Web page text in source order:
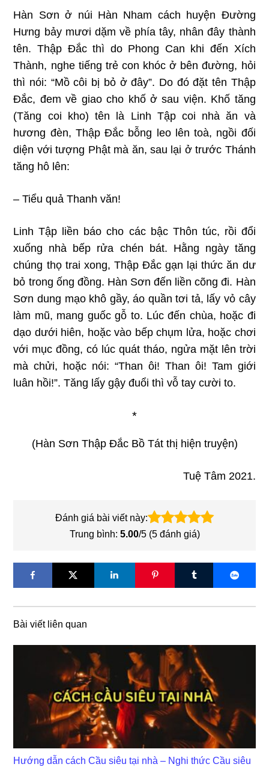
Hàn Sơn ở núi Hàn Nham cách huyện Ðường
Hưng bảy mươi dặm về phía tây, nhân đây thành
tên. Thập Ðắc thì do Phong Can khi đến Xích
Thành, nghe tiếng trẻ con khóc ở bên đường, hỏi
thì nói: “Mồ côi bị bỏ ở đây”. Do đó đặt tên Thập
Ðắc, đem về giao cho khố ở sau viện. Khố tăng
(Tăng coi kho) tên là Linh Tập coi nhà ăn và
hương đèn, Thập Ðắc bỗng leo lên toà, ngồi đối
diện với tượng Phật mà ăn, sau lại ở trước Thánh
tăng hô lên:
– Tiểu quả Thanh văn!
Linh Tập liền báo cho các bậc Thôn túc, rồi đổi
xuống nhà bếp rửa chén bát. Hằng ngày tăng
chúng thọ trai xong, Thập Ðắc gạn lại thức ăn dư
bỏ trong ống đồng. Hàn Sơn đến liền cõng đi. Hàn
Sơn dung mạo khô gầy, áo quần tơi tả, lấy vỏ cây
làm mũ, mang guốc gỗ to. Lúc đến chùa, hoặc đi
dạo dưới hiên, hoặc vào bếp chụm lửa, hoặc chơi
với mục đồng, có lúc quát tháo, ngửa mặt lên trời
mà chửi, hoặc nói: “Than ôi! Than ôi! Tam giới
luân hồi!”.Tăng lấy gậy đuổi thì vỗ tay cười to.
*
(Hàn Sơn Thập Đắc Bồ Tát thị hiện truyện)
Tuệ Tâm 2021.
Đánh giá bài viết này:
Trung bình: 5.00/5 (5đánh giá)
Bài viết liên quan
Hướng dẫn cách Cầu siêu tại nhà – Nghi thức Cầu siêu